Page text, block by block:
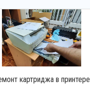
картриджа в принтере